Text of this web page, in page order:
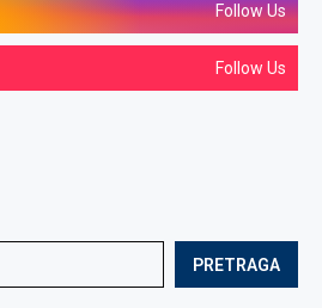
Follow Us
Follow Us
PRETRAGA